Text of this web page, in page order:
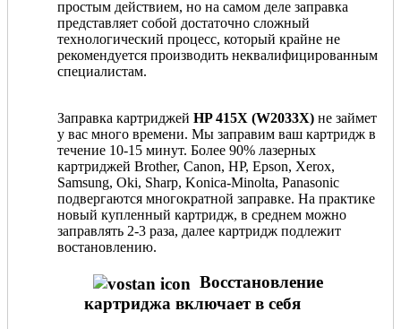
простым действием, но на самом деле заправка
представляет собой достаточно сложный
технологический процесс, который крайне не
рекомендуется производить неквалифицированным
специалистам.
Заправка картриджей HP 415X (W2033X) не займет
у вас много времени. Мы заправим ваш картридж в
течение 10-15 минут. Более 90% лазерных
картриджей Brother, Canon, HP, Epson, Xerox,
Samsung, Oki, Sharp, Konica-Minolta, Panasonic
подвергаются многократной заправке. На практике
новый купленный картридж, в среднем можно
заправлять 2-3 раза, далее картридж подлежит
востановлению.
Восстановление
картриджа включает в себя